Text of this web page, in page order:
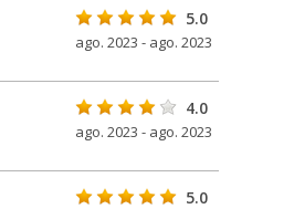
5.0
ago. 2023 - ago. 2023
4.0
ago. 2023 - ago. 2023
5.0